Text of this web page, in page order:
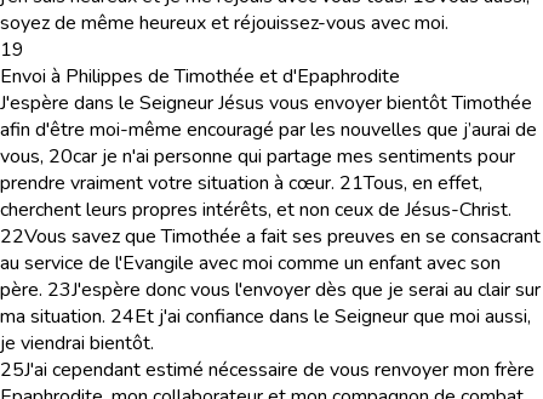
soyez de même heureux et réjouissez-vous avec moi.
19
Envoi à Philippes de Timothée et d'Epaphrodite
J'espère dans le Seigneur Jésus vous envoyer bientôt Timothée
afin d'être moi-même encouragé par les nouvelles que j’aurai de
vous, 20car je n'ai personne qui partage mes sentiments pour
prendre vraiment votre situation à cœur. 21Tous, en effet,
cherchent leurs propres intérêts, et non ceux de Jésus-Christ.
22Vous savez que Timothée a fait ses preuves en se consacrant
au service de l'Evangile avec moi comme un enfant avec son
père. 23J'espère donc vous l'envoyer dès que je serai au clair sur
ma situation. 24Et j'ai confiance dans le Seigneur que moi aussi,
je viendrai bientôt.
25J'ai cependant estimé nécessaire de vous renvoyer mon frère